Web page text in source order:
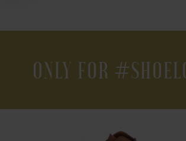
ONLY FOR